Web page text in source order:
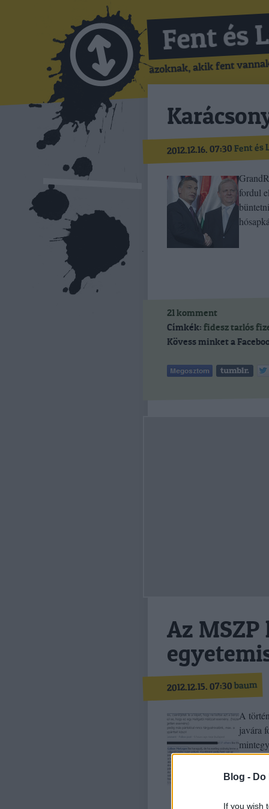
Blog -
If you wish
Fent és
azoknak, akik fent
2012.12.16. 07:30Fent és
fordul
21komment
Címkék: fidesztarlós
Kövess minket a
Az
2012.12.15. 07:30baum
A
javára
2006-